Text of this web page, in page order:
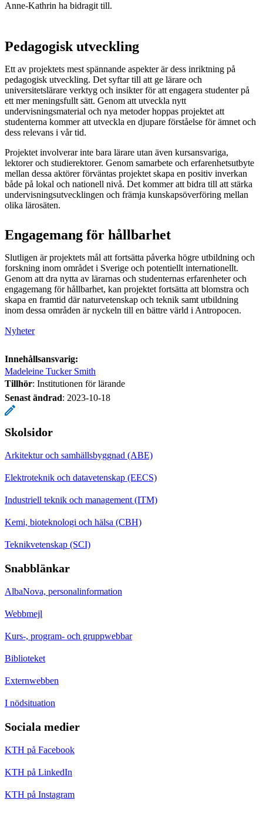
Anne-Kathrin ha bidragit till.
Pedagogisk utveckling
Ett av projektets mest spännande aspekter är dess inriktning på
pedagogisk utveckling. Det syftar till att ge lärare och
universitetslärare verktyg och insikter för att engagera studenter på
ett mer meningsfullt sätt. Genom att utveckla nytt
undervisningsmaterial och nya metoder hoppas projektet att
studenterna kommer att utveckla en djupare förståelse för ämnet och
dess relevans i vår tid.
Projektet involverar inte bara lärare utan även kursansvariga,
lektorer och studierektorer. Genom samarbete och erfarenhetsutbyte
mellan dessa aktörer förväntas projektet skapa en positiv inverkan
både på lokal och nationell nivå. Det kommer att bidra till att stärka
undervisningsutvecklingen och främja kunskapsöverföring mellan
olika lärosäten.
Engagemang för hållbarhet
Slutligen är projektets mål att fortsätta påverka högre utbildning och
forskning inom området i Sverige och potentiellt internationellt.
Genom att dra nytta av lärarnas och studenternas erfarenheter och
engagemang för hållbarhet, kan projektet fortsätta att blomstra och
skapa en framtid där naturvetenskap och teknik samt utbildning
inom dessa områden är nyckeln till en bättre värld i Antropocen.
Nyheter
Innehållsansvarig:
Madeleine Tucker Smith
Tillhör: Institutionen för lärande
Senast ändrad: 2023-10-18
Skolsidor
Arkitektur och samhällsbyggnad (ABE)
Elektroteknik och datavetenskap (EECS)
Industriell teknik och management (ITM)
Kemi, bioteknologi och hälsa (CBH)
Teknikvetenskap (SCI)
Snabblänkar
AlbaNova, personalinformation
Webbmejl
Kurs-, program- och gruppwebbar
Biblioteket
Externwebben
I nödsituation
Sociala medier
KTH på Facebook
KTH på LinkedIn
KTH på Instagram